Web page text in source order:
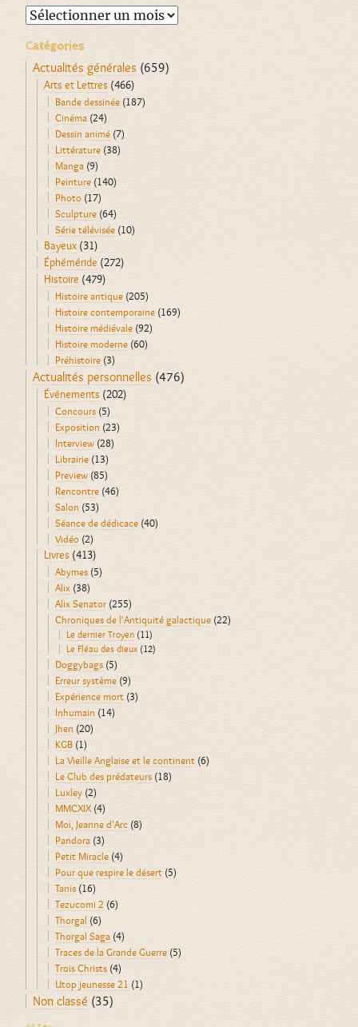
Archives
Catégories
Actualités générales (659)
Arts et Lettres (466)
Bande dessinée (187)
Cinéma (24)
Dessin animé (7)
Littérature (38)
Manga (9)
Peinture (140)
Photo (17)
Sculpture (64)
Série télévisée (10)
Bayeux (31)
Éphéméride (272)
Histoire (479)
Histoire antique (205)
Histoire contemporaine (169)
Histoire médiévale (92)
Histoire moderne (60)
Préhistoire (3)
Actualités personnelles (476)
Événements (202)
Concours (5)
Exposition (23)
Interview (28)
Librairie (13)
Preview (85)
Rencontre (46)
Salon (53)
Séance de dédicace (40)
Vidéo (2)
Livres (413)
Abymes (5)
Alix (38)
Alix Senator (255)
Chroniques de l'Antiquité galactique (22)
Le dernier Troyen (11)
Le Fléau des dieux (12)
Doggybags (5)
Erreur système (9)
Expérience mort (3)
Inhumain (14)
Jhen (20)
KGB (1)
La Vieille Anglaise et le continent (6)
Le Club des prédateurs (18)
Luxley (2)
MMCXIX(4)
Moi, Jeanne d'Arc (8)
Pandora (3)
Petit Miracle (4)
Pour que respire le désert (5)
Tanis (16)
Tezucomi 2 (6)
Thorgal (6)
Thorgal Saga (4)
Traces de la Grande Guerre (5)
Trois Christs (4)
Utop jeunesse 21 (1)
Non classé (35)